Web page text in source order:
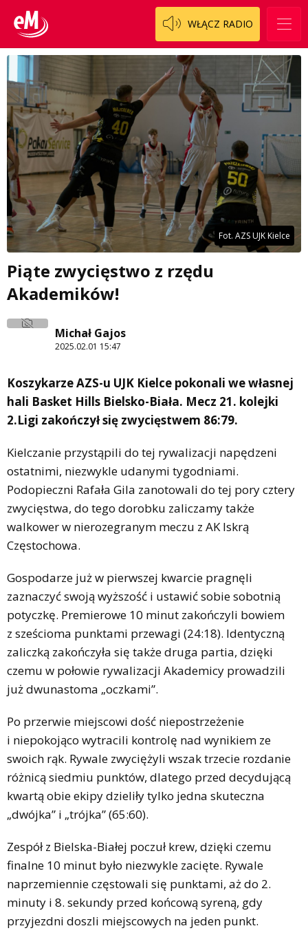
WŁĄCZ RADIO
Fot. AZS UJK Kielce
Piąte zwycięstwo z rzędu
Akademików!
Michał Gajos
2025.02.01 15:47
Koszykarze AZS-u UJK Kielce pokonali we własnej
hali Basket Hills Bielsko-Biała. Mecz 21. kolejki
2.Ligi zakończył się zwycięstwem 86:79.
Kielczanie przystąpili do tej rywalizacji napędzeni
ostatnimi, niezwykle udanymi tygodniami.
Podopieczni Rafała Gila zanotowali do tej pory cztery
zwycięstwa, do tego dorobku zaliczamy także
walkower w nierozegranym meczu z AK Iskrą
Częstochowa.
Gospodarze już w pierwszej kwarcie pragnęli
zaznaczyć swoją wyższość i ustawić sobie sobotnią
potyczkę. Premierowe 10 minut zakończyli bowiem
z sześcioma punktami przewagi (24:18). Identyczną
zaliczką zakończyła się także druga partia, dzięki
czemu w połowie rywalizacji Akademicy prowadzili
już dwunastoma „oczkami”.
Po przerwie miejscowi dość niepostrzeżenie
i niepokojąco wytracili kontrolę nad wynikiem ze
swoich rąk. Rywale zwyciężyli wszak trzecie rozdanie
różnicą siedmiu punktów, dlatego przed decydującą
kwartą obie ekipy dzieliły tylko jedna skuteczna
„dwójka” i „trójka” (65:60).
Zespół z Bielska-Białej poczuł krew, dzięki czemu
finalne 10 minut było niezwykle zacięte. Rywale
naprzemiennie częstowali się punktami, aż do 2.
minuty i 8. sekundy przed końcową syreną, gdy
przyjezdni doszli miejscowych na jeden punkt.